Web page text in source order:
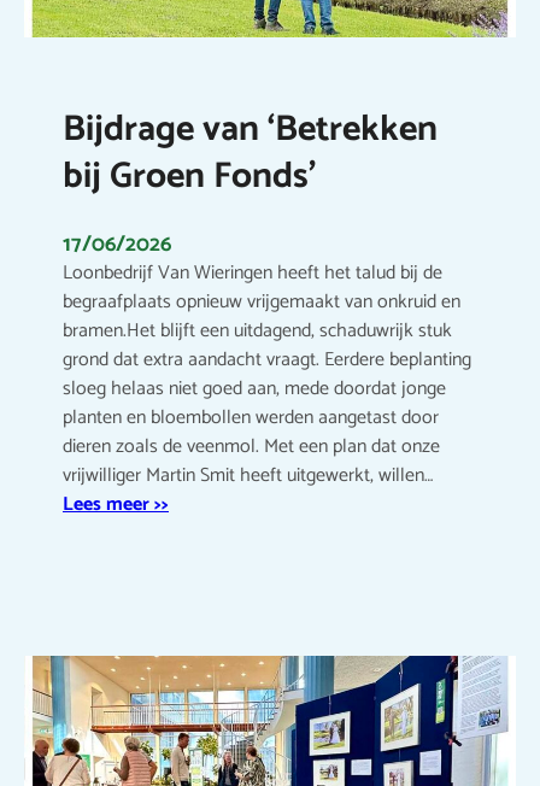
Bijdrage van ‘Betrekken
bij Groen Fonds’
17/06/2026
Loonbedrijf Van Wieringen heeft het talud bij de
begraafplaats opnieuw vrijgemaakt van onkruid en
bramen.Het blijft een uitdagend, schaduwrijk stuk
grond dat extra aandacht vraagt. Eerdere beplanting
sloeg helaas niet goed aan, mede doordat jonge
planten en bloembollen werden aangetast door
dieren zoals de veenmol. Met een plan dat onze
vrijwilliger Martin Smit heeft uitgewerkt, willen…
Lees meer >>